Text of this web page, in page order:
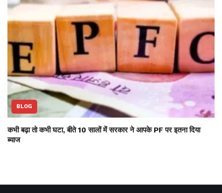
BLOG
कभी बढ़ा तो कभी घटा, बीते 10 सालों में सरकार ने आपके PF पर इतना दिया
ब्याज